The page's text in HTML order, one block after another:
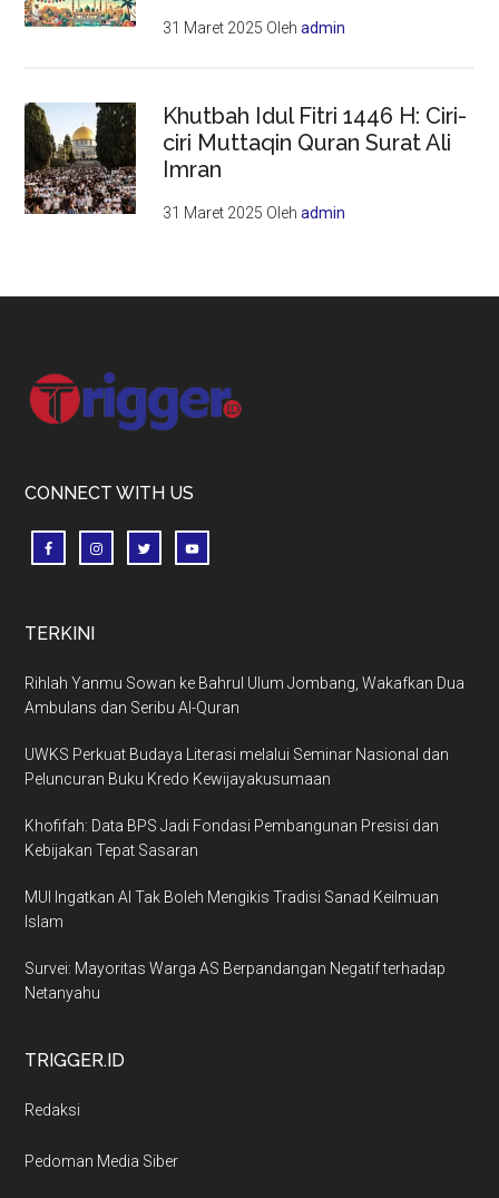
31 Maret 2025 Olehadmin
Khutbah Idul Fitri 1446 H: Ciri-
ciri Muttaqin Quran Surat Ali
Imran
31 Maret 2025 Olehadmin
Footer
CONNECT WITH US
TERKINI
Rihlah Yanmu Sowan ke Bahrul Ulum Jombang, Wakafkan Dua
Ambulans dan Seribu Al-Quran
UWKS Perkuat Budaya Literasi melalui Seminar Nasional dan
Peluncuran Buku Kredo Kewijayakusumaan
Khofifah: Data BPS Jadi Fondasi Pembangunan Presisi dan
Kebijakan Tepat Sasaran
MUI Ingatkan AI Tak Boleh Mengikis Tradisi Sanad Keilmuan
Islam
Survei: Mayoritas Warga AS Berpandangan Negatif terhadap
Netanyahu
TRIGGER.ID
Redaksi
Pedoman Media Siber